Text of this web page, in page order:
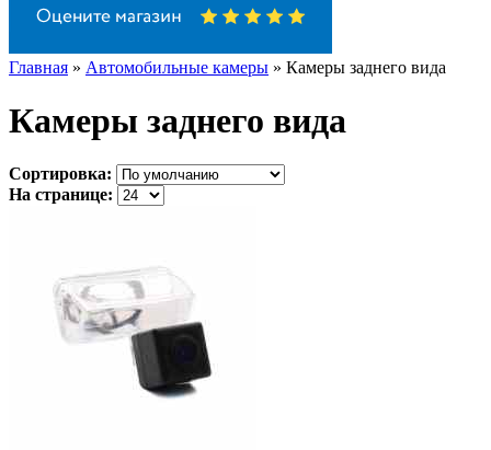
Главная » Автомобильные камеры » Камеры заднего вида
Камеры заднего вида
Сортировка:
На странице: